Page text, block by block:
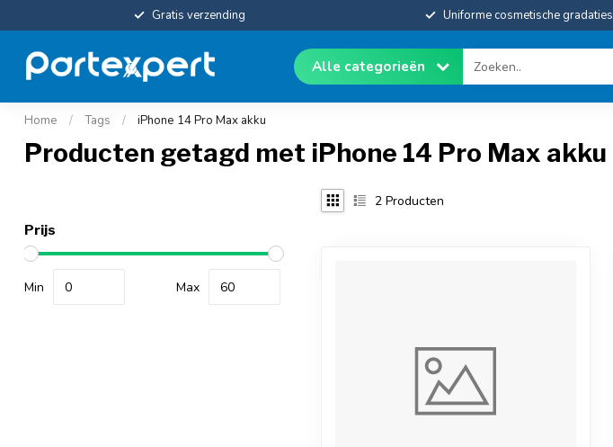
Gratis verzending Uniforme cosmetische gradaties
Alle categorieën
Home / Tags / iPhone 14 Pro Max akku
Producten getagd met iPhone 14 Pro Max akku
Prijs
Min Max
2 Producten